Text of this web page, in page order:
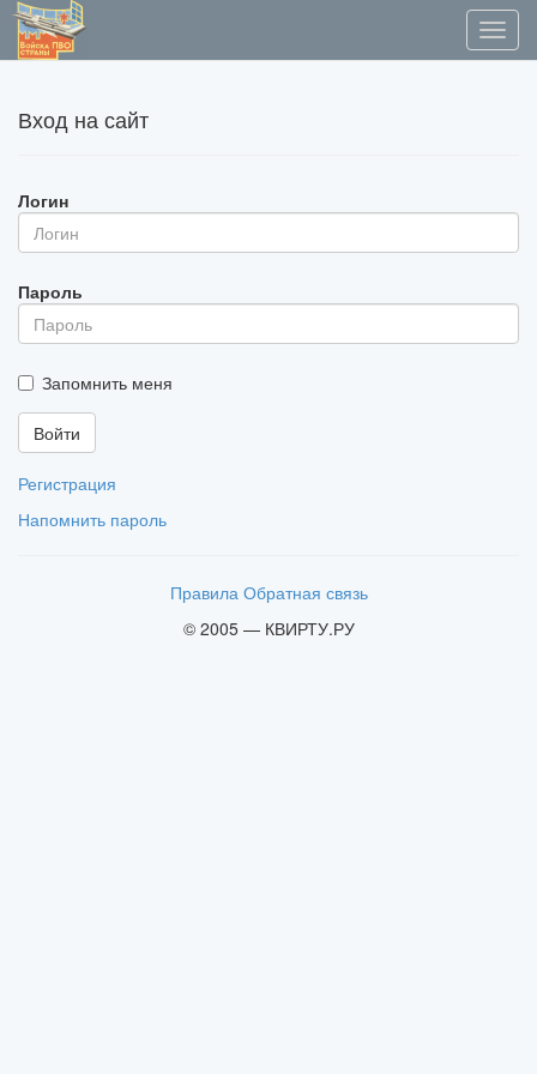
Вход на сайт
Логин
Пароль
Запомнить меня
Регистрация
Напомнить пароль
Правила Обратная связь
© 2005 — КВИРТУ.РУ